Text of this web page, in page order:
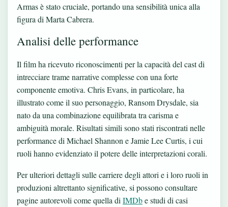
Armas è stato cruciale, portando una sensibilità unica alla
figura di Marta Cabrera.
Analisi delle performance
Il film ha ricevuto riconoscimenti per la capacità del cast di
intrecciare trame narrative complesse con una forte
componente emotiva. Chris Evans, in particolare, ha
illustrato come il suo personaggio, Ransom Drysdale, sia
nato da una combinazione equilibrata tra carisma e
ambiguità morale. Risultati simili sono stati riscontrati nelle
performance di Michael Shannon e Jamie Lee Curtis, i cui
ruoli hanno evidenziato il potere delle interpretazioni corali.
Per ulteriori dettagli sulle carriere degli attori e i loro ruoli in
produzioni altrettanto significative, si possono consultare
pagine autorevoli come quella di IMDbe studi di casi